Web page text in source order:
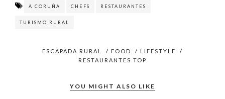
A CORUÑA CHEFS RESTAURANTES
TURISMO RURAL
ESCAPADA RURAL / FOOD / LIFESTYLE
/
RESTAURANTES TOP
YOU MIGHT ALSO LIKE